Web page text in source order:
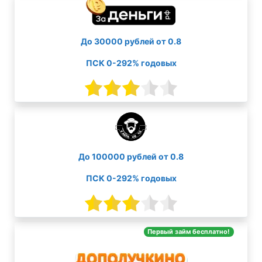
До 30000 рублей от 0.8
ПСК 0-292% годовых
До 100000 рублей от 0.8
ПСК 0-292% годовых
Первый займ бесплатно!